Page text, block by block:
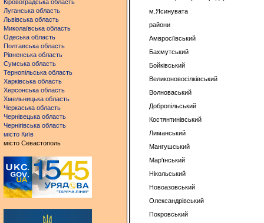
Кіровоградська область
Луганська область
Львівська область
Миколаївська область
Одеська область
Полтавська область
Рівненська область
Сумська область
Тернопільська область
Харківська область
Херсонська область
Хмельницька область
Черкаська область
Чернівецька область
Чернігівська область
місто Київ
місто Севастополь
м.Ясинувата
райони
Амвросіївський
Бахмутський
Бойківський
Великоновосілківський
Волноваський
Добропільський
Костянтинівський
Лиманський
Мангушський
Мар'їнський
Нікольський
Новоазовський
Олександрівський
Покровський